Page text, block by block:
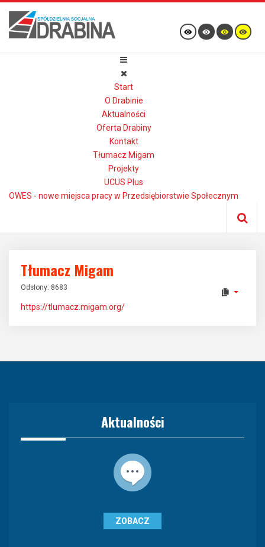
Start
O Drabinie
Aktualności
Oferta Drabiny
Kontakt
Tłumacz Migam
Projekty
UCUS Plus
OWES - nowe miejsca pracy w Przedsiębiorstwie Społecznym
Tłumacz Migam
Odsłony: 8683
https://tlumacz.migam.org/
Aktualności
ZOBACZ